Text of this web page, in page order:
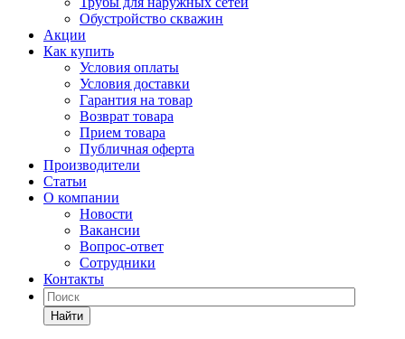
Обустройство скважин
Акции
Как купить
Условия оплаты
Условия доставки
Гарантия на товар
Возврат товара
Прием товара
Публичная оферта
Производители
Статьи
О компании
Новости
Вакансии
Вопрос-ответ
Сотрудники
Контакты
Найти